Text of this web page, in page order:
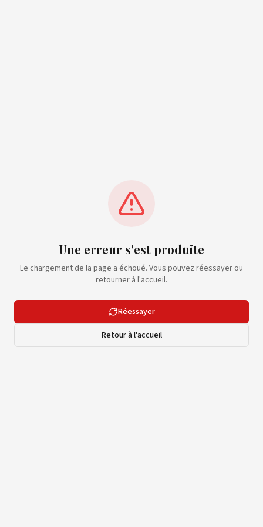
Une erreur s'est produite
Le chargement de la page a échoué. Vous pouvez réessayer ou
retourner à l'accueil.
Réessayer
Retour à l'accueil